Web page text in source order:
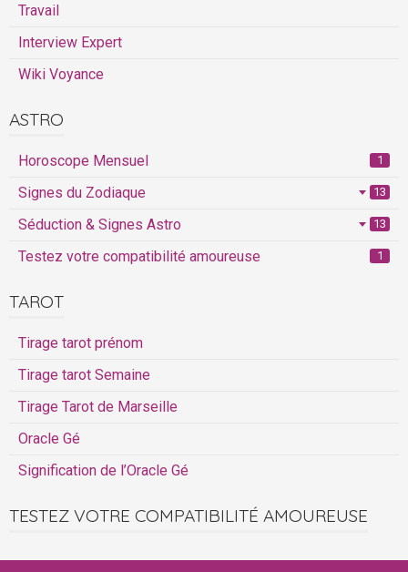
Travail
Interview Expert
Wiki Voyance
ASTRO
Horoscope Mensuel 1
Signes du Zodiaque 13
Séduction & Signes Astro 13
Testez votre compatibilité amoureuse 1
TAROT
Tirage tarot prénom
Tirage tarot Semaine
Tirage Tarot de Marseille
Oracle Gé
Signification de l’Oracle Gé
TESTEZ VOTRE COMPATIBILITÉ AMOUREUSE